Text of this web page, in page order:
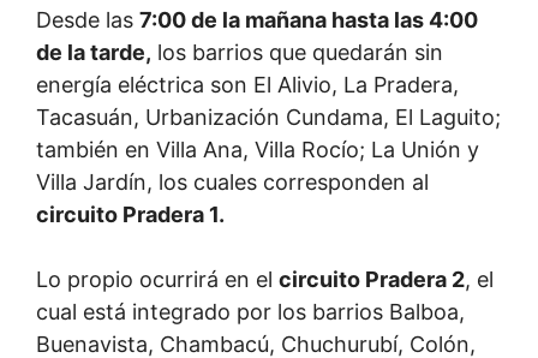
Desde las 7:00 de la mañana hasta las 4:00
de la tarde, los barrios que quedarán sin
energía eléctrica son El Alivio, La Pradera,
Tacasuán, Urbanización Cundama, El Laguito;
también en Villa Ana, Villa Rocío; La Unión y
Villa Jardín, los cuales corresponden al
circuito Pradera 1.
Lo propio ocurrirá en el circuito Pradera 2, el
cual está integrado por los barrios Balboa,
Buenavista, Chambacú, Chuchurubí, Colón,